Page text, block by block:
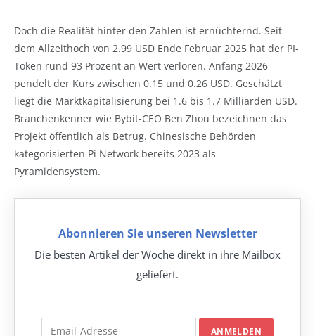
Doch die Realität hinter den Zahlen ist ernüchternd. Seit
dem Allzeithoch von 2.99 USD Ende Februar 2025 hat der PI-
Token rund 93 Prozent an Wert verloren. Anfang 2026
pendelt der Kurs zwischen 0.15 und 0.26 USD. Geschätzt
liegt die Marktkapitalisierung bei 1.6 bis 1.7 Milliarden USD.
Branchenkenner wie Bybit-CEO Ben Zhou bezeichnen das
Projekt öffentlich als Betrug. Chinesische Behörden
kategorisierten Pi Network bereits 2023 als
Pyramidensystem.
Abonnieren Sie unseren Newsletter
Die besten Artikel der Woche direkt in ihre Mailbox
geliefert.